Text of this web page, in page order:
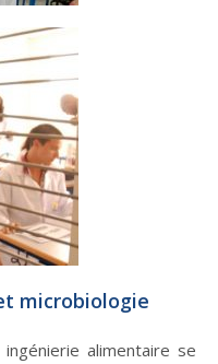
microbiologie
alimentaire se